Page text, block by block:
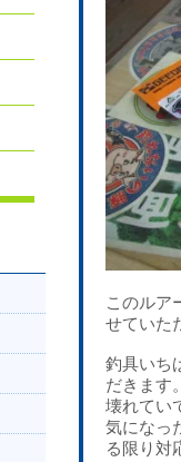
このルア
せていた
釣具いち
だきます。
壊れてい
気になっ
る限り対